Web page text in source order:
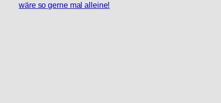
wäre so gerne mal alleine!